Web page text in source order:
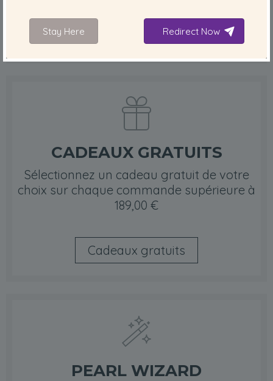
Livraison gratuite
CADEAUX GRATUITS
Sélectionnez un cadeau gratuit de votre
choix sur chaque commande supérieure à
189,00 €
Cadeaux gratuits
PEARL WIZARD
Stay Here Redirect Now